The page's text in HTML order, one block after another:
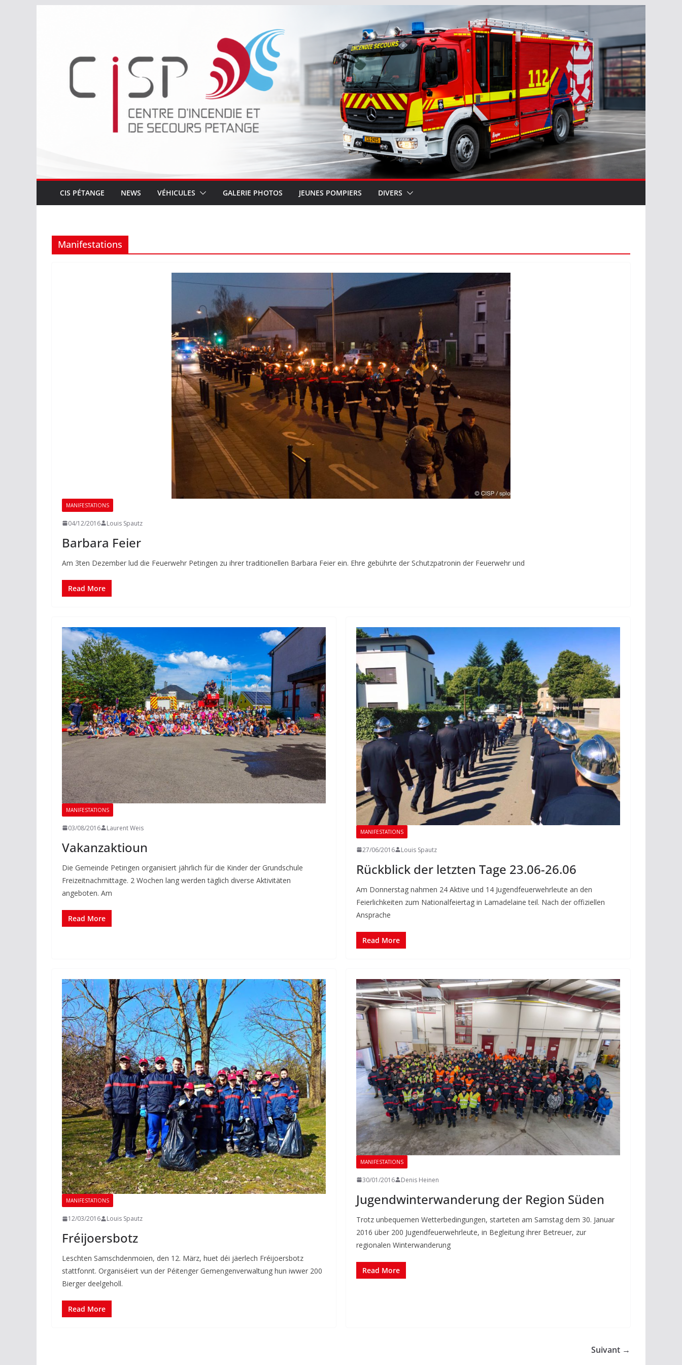
CIS PÉTANGE NEWS VÉHICULES GALERIE PHOTOS JEUNES POMPIERS DIVERS
Manifestations
MANIFESTATIONS
04/12/2016 Louis Spautz
Barbara Feier
Am 3ten Dezember lud die Feuerwehr Petingen zu ihrer traditionellen Barbara Feier ein. Ehre gebührte der Schutzpatronin der Feuerwehr und
Read More
MANIFESTATIONS
03/08/2016 Laurent Weis
Vakanzaktioun
Die Gemeinde Petingen organisiert jährlich für die Kinder der Grundschule
Freizeitnachmittage. 2 Wochen lang werden täglich diverse Aktivitäten
angeboten. Am
Read More
MANIFESTATIONS
27/06/2016 Louis Spautz
Rückblick der letzten Tage 23.06-26.06
Am Donnerstag nahmen 24 Aktive und 14 Jugendfeuerwehrleute an den
Feierlichkeiten zum Nationalfeiertag in Lamadelaine teil. Nach der offiziellen
Ansprache
Read More
MANIFESTATIONS
12/03/2016 Louis Spautz
Fréijoersbotz
Leschten Samschdenmoien, den 12. März, huet déi jäerlech Fréijoersbotz
stattfonnt. Organiséiert vun der Péitenger Gemengenverwaltung hun iwwer 200
Bierger deelgeholl.
Read More
MANIFESTATIONS
30/01/2016 Denis Heinen
Jugendwinterwanderung der Region Süden
Trotz unbequemen Wetterbedingungen, starteten am Samstag dem 30. Januar
2016 über 200 Jugendfeuerwehrleute, in Begleitung ihrer Betreuer, zur
regionalen Winterwanderung
Read More
Suivant →